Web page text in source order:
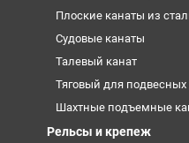
Плоские канаты из
Судовые канаты
Талевый канат
Тяговый для подвесных
Шахтные подъемные
Рельсы и крепеж